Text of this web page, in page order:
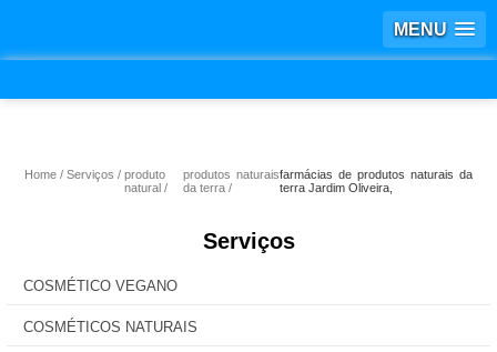
MENU
Home Serviços
produto
natural
produtos naturais
da terra
farmácias de produtos naturais da
terra Jardim Oliveira,
Serviços
COSMÉTICO VEGANO
COSMÉTICOS NATURAIS